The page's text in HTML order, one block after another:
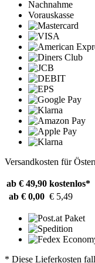
Nachnahme
Vorauskasse
Versandkosten für
ab € 49,90 kostenlos*
ab € 0,00 € 5,49
* Diese Lieferkosten